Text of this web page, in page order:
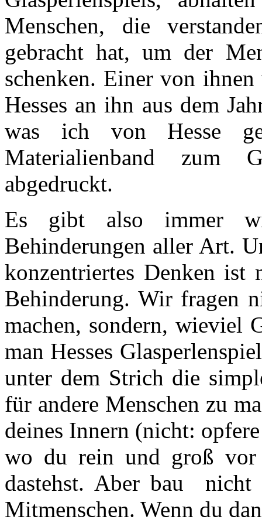
Menschen, die
gebracht hat, um der
schenken. Einer von
Hesses an ihn aus dem
was ich von Hesse
Materialienband zum
abgedruckt.
Es gibt also immer
Behinderungen aller Art.
konzentriertes Denken ist
Behinderung. Wir fragen
machen, sondern, wieviel
man Hesses
unter dem Strich die
für andere Menschen zu
deines Innern (nicht:
wo du rein und groß
dastehst. Aber bau nicht
Mitmenschen. Wenn du